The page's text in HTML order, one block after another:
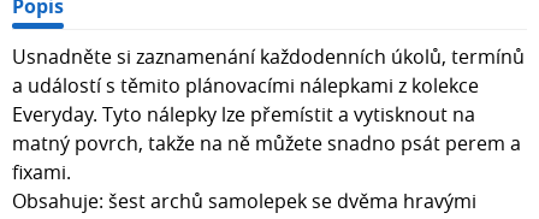
Popis
Usnadněte si zaznamenání každodenních úkolů, termínů
a událostí s těmito plánovacími nálepkami z kolekce
Everyday. Tyto nálepky lze přemístit a vytisknout na
matný povrch, takže na ně můžete snadno psát perem a
fixami.
Obsahuje: šest archů samolepek se dvěma hravými